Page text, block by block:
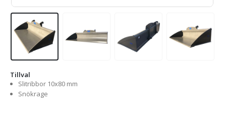
Tillval
Slitribbor 10x80 mm
Snökrage